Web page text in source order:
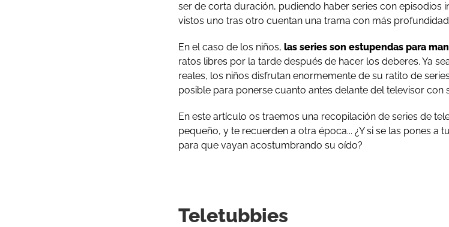
ser de corta duración, pudiendo haber series con episodios
vistos uno tras otro cuentan una trama con más
En el caso de los niños, las series son estupendas para
ratos libres por la tarde después de hacer los deberes. Ya
reales, los niños disfrutan enormemente de su ratito de
posible para ponerse cuanto antes delante del televisor con
En este artículo os traemos una recopilación de series de
pequeño, y te recuerden a otra época... ¿Y si se las pones a
para que vayan acostumbrando su oído?
Teletubbies